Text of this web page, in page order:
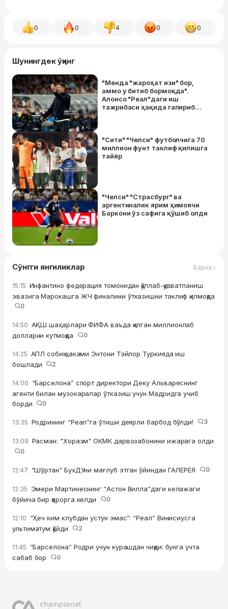
0 0 4 0 0
Шунингдек ўқинг
"Менда "жароҳат изи" бор,
аммо у битиб бормоқда".
Алонсо "Реал"даги иш
тажрибаси ҳақида гапириб
"Сити" "Челси" футболчига 70
миллион фунт таклиф қилишгa
тайёр
"Челси" "Страсбург" ва
аргентиналик ярим ҳимоячи
Баркони ўз сафига қўшиб олди
Сўнгги янгиликлар Барча ›
15:15 Инфантино федерация томонидан қўллаб-қувватланиш
эвазига Марокашга ЖЧ финалини ўтказишни таклиф қилмоқда
0
14:50 АҚШ шаҳарлари ФИФА ваъда қилган миллионлаб
долларни кутмоқда
0
14:25 АПЛ собиқ ҳаками Энтони Тэйлор Туркияда иш
бошлади
2
14:00 “Барселона” спорт директори Деку Альвареснинг
агенти билан музокаралар ўтказиш учун Мадридга учиб
борди
0
13:35 Родрининг “Реал”га ўтиши деярли барбод бўлди! 3
13:09 Расман: "Хоразм" ОКМК дарвозабонини ижарага олди
0
12:47 "Шўртан" БухДУни мағлуб этган ўйиндан ГАЛЕРЕЯ 0
12:35 Эмери Мартинеснинг “Астон Вилла”даги келажаги
бўйича бир қарорга келди
0
12:10 “Ҳеч ким клубдан устун эмас”: “Реал” Винисиусга
ультиматум қўйди
2
11:45 “Барселона” Родри учун курашдан чиқди: бунга учта
сабаб бор
0